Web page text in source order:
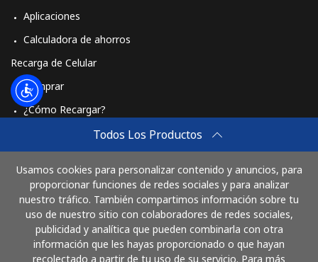
Todos Los Productos
Usamos cookies para personalizar contenido y anuncios, para
proporcionar funciones de redes sociales y para analizar
nuestro tráfico. También compartimos información sobre tu
uso de nuestro sitio con colaboradores de redes sociales,
publicidad y analítica que pueden combinarla con otra
información que les hayas proporcionado o que hayan
recolectado a partir de tu uso de su servicio. Para más
Aplicaciones
Calculadora de ahorros
Recarga de Celular
Comprar
¿Cómo Recargar?
Comprar
Cómo funciona
Paga con